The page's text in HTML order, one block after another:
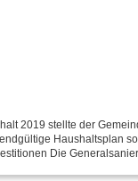
2019 stellte der
Haushaltsplan
Die